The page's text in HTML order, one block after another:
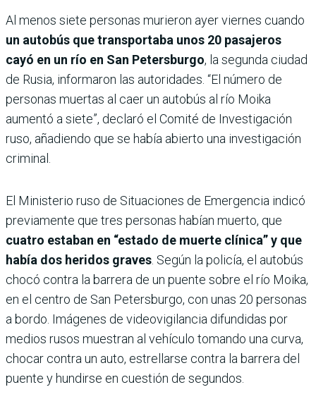
Al menos siete personas murieron ayer viernes cuando
un autobús que transportaba unos 20 pasajeros
cayó en un río en San Petersburgo, la segunda ciudad
de Rusia, informaron las autoridades. “El número de
personas muertas al caer un autobús al río Moika
aumentó a siete”, declaró el Comité de Investigación
ruso, añadiendo que se había abierto una investigación
criminal.
El Ministerio ruso de Situaciones de Emergencia indicó
previamente que tres personas habían muerto, que
cuatro estaban en “estado de muerte clínica” y que
había dos heridos graves . Según la policía, el autobús
chocó contra la barrera de un puente sobre el río Moika,
en el centro de San Petersburgo, con unas 20 personas
a bordo. Imágenes de videovigilancia difundidas por
medios rusos muestran al vehículo tomando una curva,
chocar contra un auto, estrellarse contra la barrera del
puente y hundirse en cuestión de segundos.